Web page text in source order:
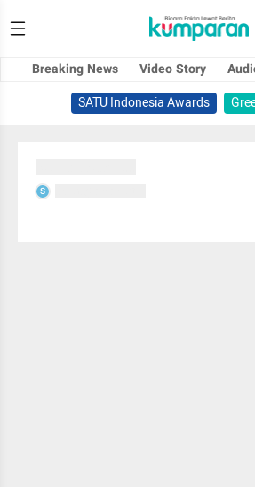
Breaking News Video Story
SATU Indonesia Awards
S